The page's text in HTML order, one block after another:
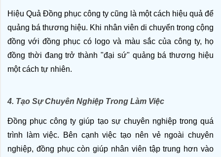
Hiệu Quả Đồng phục công ty cũng là một cách hiệu quả để
quảng bá thương hiệu. Khi nhân viên di chuyển trong cộng
đồng với đồng phục có logo và màu sắc của công ty, họ
đồng thời đang trở thành "đại sứ" quảng bá thương hiệu
một cách tự nhiên.
4. Tạo Sự Chuyên Nghiệp Trong Làm Việc
Đồng phục công ty giúp tạo sự chuyên nghiệp trong quá
trình làm việc. Bên cạnh việc tạo nên vẻ ngoài chuyên
nghiệp, đồng phục còn giúp nhân viên tập trung hơn vào